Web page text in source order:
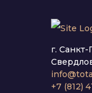
г.
+7 (812)